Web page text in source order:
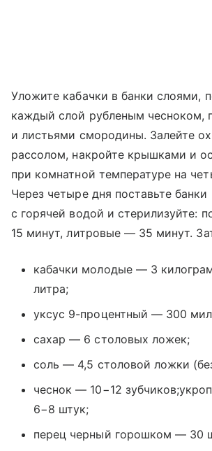
Уложите кабачки в банки слоями,
каждый слой рубленым чесноком,
и листьями смородины. Залейте
рассолом, накройте крышками и
при комнатной температуре на
Через четыре дня поставьте
с горячей водой и стерилизуйте:
15 минут, литровые — 35 минут.
кабачки молодые — 3
литра;
уксус 9-процентный — 300
сахар — 6 столовых ложек;
соль — 4,5 столовой ложки
чеснок — 10−12
6−8 штук;
перец черный горошком — 30